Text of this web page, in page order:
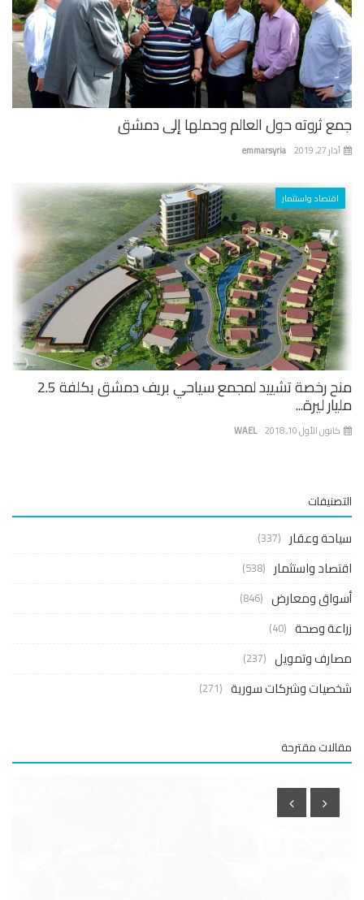
ثروته حول العالم وحملها إلى دمشق
emmarsyria 27, 2019
اقتصاد واستثمار
منح رخصة تشييد لمجمع سياحي بريف دمشق بكلفة 2.5
ليرة...
WAEL الأول 10, 2018
وعقار (337)
واستثمار (538)
ومعارض (846)
وصحة (40)
وتمويل (237)
وشركات سورية (271)
مقترحة